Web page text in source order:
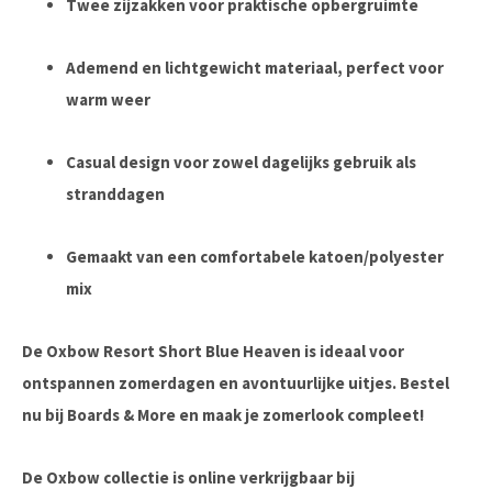
Twee zijzakken voor praktische opbergruimte
Ademend en lichtgewicht materiaal, perfect voor
warm weer
Casual design voor zowel dagelijks gebruik als
stranddagen
Gemaakt van een comfortabele katoen/polyester
mix
De Oxbow Resort Short Blue Heaven is ideaal voor
ontspannen zomerdagen en avontuurlijke uitjes. Bestel
nu bij Boards & More en maak je zomerlook compleet!
De Oxbow collectie is online verkrijgbaar bij